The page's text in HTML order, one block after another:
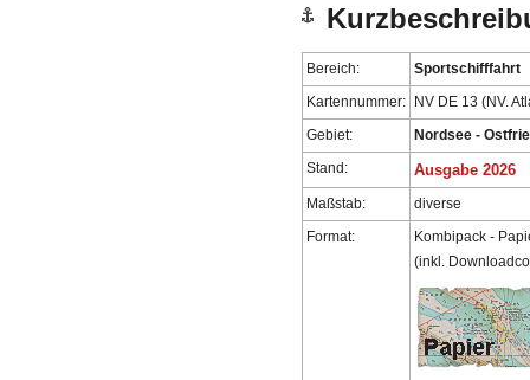
Bereich:
Sportschifffahrt
Kartennummer: NV DE 13 (NV.
Gebiet:
Nordsee -
Stand:
Ausgabe 2026
Maßstab:
diverse
Format:
Kombipack -
(inkl.